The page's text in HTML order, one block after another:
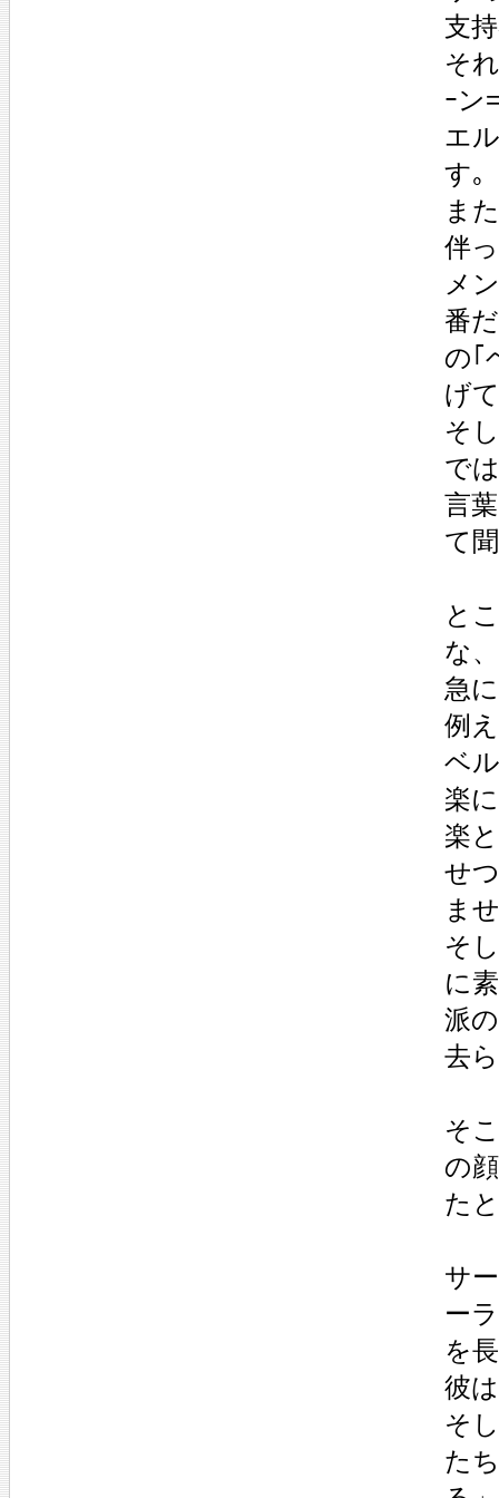
支
そ
ｰン
エ
す｡
ま
伴
メ
番
の｢
げ
そ
で
言
て
と
な
急
例
ベ
楽
楽
せ
ま
そ
に
派
去
そ
の
た
サ
ー
を
彼
そ
た